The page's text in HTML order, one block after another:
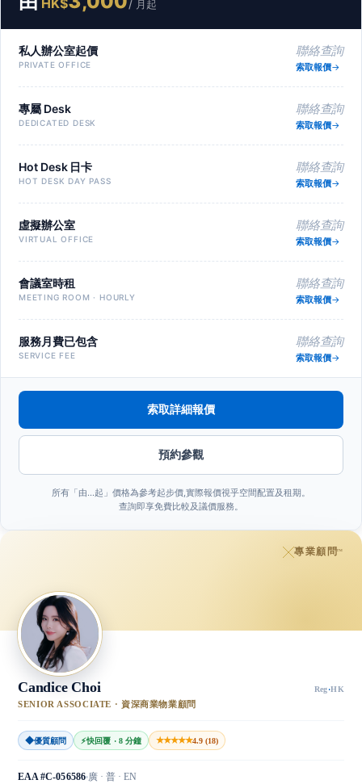
HK$ / 月起
私人辦公室起價
PRIVATE OFFICE
聯絡查詢
索取報價
專屬 Desk
DEDICATED DESK
聯絡查詢
索取報價
Hot Desk 日卡
HOT DESK DAY PASS
聯絡查詢
索取報價
虛擬辦公室
VIRTUAL OFFICE
聯絡查詢
索取報價
會議室時租
MEETING ROOM · HOURLY
聯絡查詢
索取報價
服務月費已包含
SERVICE FEE
聯絡查詢
索取報價
索取詳細報價
預約參觀
所有「由…起」價格為參考起步價,實際報價視乎空間配置及租期。
查詢即享免費比較及議價服務。
專業顧問™
Candice Choi Reg·HK
SENIOR ASSOCIATE · 資深商業物業顧問
◆優質顧問 ⚡快回覆 · 8 分鐘 ★★★★★4.9 (18)
EAA #C-056586 廣 · 普 · EN